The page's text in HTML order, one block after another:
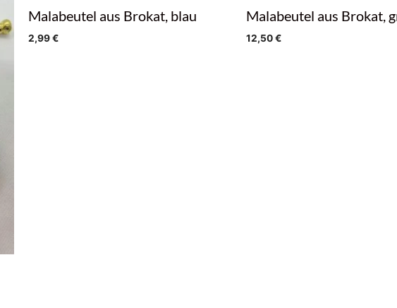
Malabeutel aus Brokat, blau
2,99€
Malabeutel aus Brokat,
12,50€